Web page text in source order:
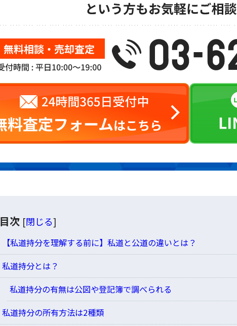
目次 [閉じる]
【私道持分を理解する前に】私道と公道の違いとは？
私道持分とは？
私道持分の有無は公図や登記簿で調べられる
私道持分の所有方法は2種類